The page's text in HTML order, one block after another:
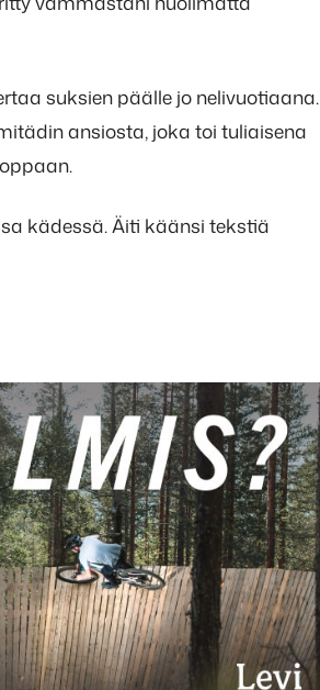
suksien päälle jo nelivuotiaana.
ansiosta, joka toi tuliaisena
kädessä. Äiti käänsi tekstiä